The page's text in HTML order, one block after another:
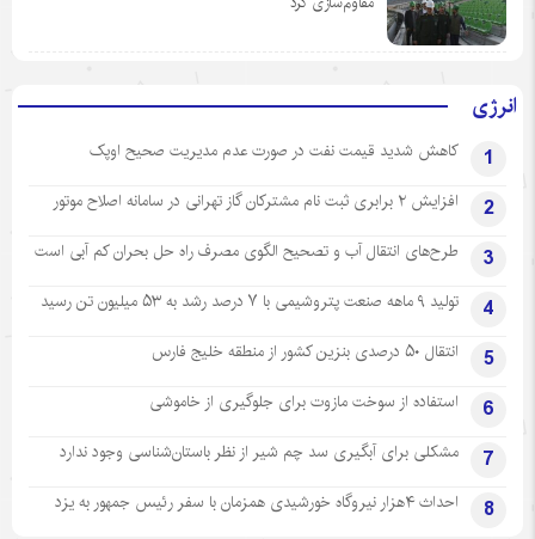
انرژی
1 کاهش شدید قیمت نفت در صورت عدم مدیریت صحیح اوپک
2 افزایش ۲ برابری ثبت نام مشترکان گاز تهرانی‌ در سامانه اصلاح موتور
3 طرح‌های انتقال آب و تصحیح الگوی مصرف راه حل بحران کم آبی است
4 تولید ۹ ماهه صنعت پتروشیمی با ۷ درصد رشد به ۵۳ میلیون تن رسید
5 انتقال ۵۰ درصدی بنزین کشور از منطقه خلیج فارس
6 استفاده از سوخت مازوت برای جلوگیری از خاموشی
7 مشکلی برای آبگیری سد چم شیر از نظر باستان‌شناسی وجود ندارد
8 احداث ۴هزار نیروگاه خورشیدی همزمان با سفر رئیس جمهور به یزد